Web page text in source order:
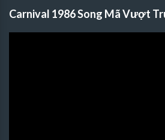
Carnival 1986 Song Mã Vượt